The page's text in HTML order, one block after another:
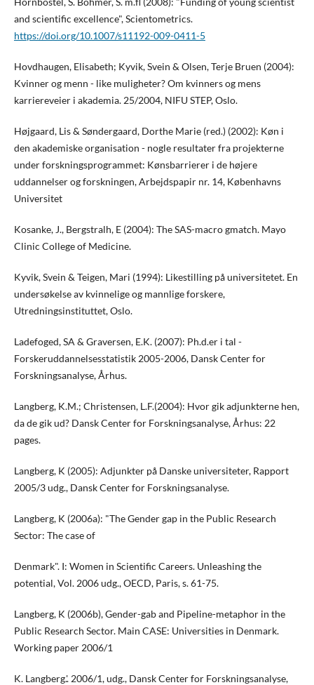
and scientific excellence", Scientometrics.
https://doi.org/10.1007/s11192-009-0411-5
Hovdhaugen, Elisabeth; Kyvik, Svein & Olsen, Terje Bruen (2004):
Kvinner og menn - like muligheter? Om kvinners og mens
karriereveier i akademia. 25/2004, NIFU STEP, Oslo.
Højgaard, Lis & Søndergaard, Dorthe Marie (red.) (2002): Køn i
den akademiske organisation - nogle resultater fra projekterne
under forskningsprogrammet: Kønsbarrierer i de højere
uddannelser og forskningen, Arbejdspapir nr. 14, Københavns
Universitet
Kosanke, J., Bergstralh, E (2004): The SAS-macro gmatch. Mayo
Clinic College of Medicine.
Kyvik, Svein & Teigen, Mari (1994): Likestilling på universitetet. En
undersøkelse av kvinnelige og mannlige forskere,
Utredningsinstituttet, Oslo.
Ladefoged, SA & Graversen, E.K. (2007): Ph.d.er i tal -
Forskeruddannelsesstatistik 2005-2006, Dansk Center for
Forskningsanalyse, Århus.
Langberg, K.M.; Christensen, L.F.(2004): Hvor gik adjunkterne hen,
da de gik ud? Dansk Center for Forskningsanalyse, Århus: 22
pages.
Langberg, K (2005): Adjunkter på Danske universiteter, Rapport
2005/3 udg., Dansk Center for Forskningsanalyse.
Langberg, K (2006a): "The Gender gap in the Public Research
Sector: The case of
Denmark". I: Women in Scientific Careers. Unleashing the
potential, Vol. 2006 udg., OECD, Paris, s. 61-75.
Langberg, K (2006b), Gender-gab and Pipeline-metaphor in the
Public Research Sector. Main CASE: Universities in Denmark.
Working paper 2006/1
K. Langberg.'. 2006/1, udg., Dansk Center for Forskningsanalyse,